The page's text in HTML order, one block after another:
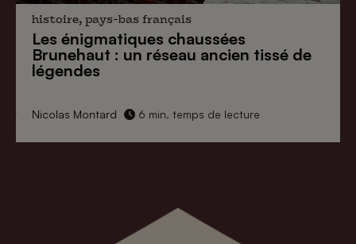
histoire, pays-bas français
Les énigmatiques chaussées
Brunehaut : un réseau ancien tissé de
légendes
Nicolas Montard 6 min. temps de lecture